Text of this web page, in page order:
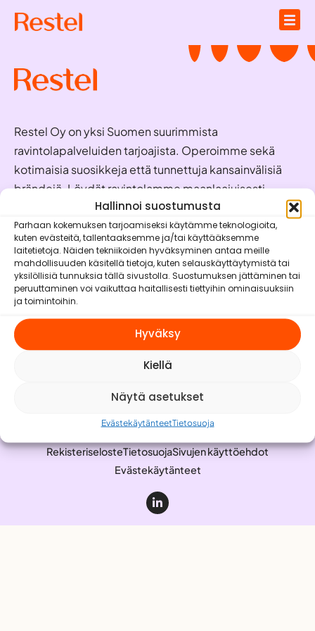
Hallinnoi suostumusta
Parhaan kokemuksen tarjoamiseksi käytämme teknologioita,
kuten evästeitä, tallentaaksemme ja/tai käyttääksemme
laitetietoja. Näiden tekniikoiden hyväksyminen antaa meille
mahdollisuuden käsitellä tietoja, kuten selauskäyttäytymistä tai
yksilöllisiä tunnuksia tällä sivustolla. Suostumuksen jättäminen tai
peruuttaminen voi vaikuttaa haitallisesti tiettyihin ominaisuuksiin
ja toimintoihin.
Hyväksy
Kiellä
Näytä asetukset
EvästekäytänteetTietosuoja
Restel Oy on yksi Suomen suurimmista
ravintolapalveluiden tarjoajista. Operoimme sekä
kotimaisia suosikkeja että tunnettuja kansainvälisiä
brändejä. Löydät ravintolamme maanlaajuisesti
valmiina palvelemaan juuri sinua!
Oivaraportit
Brändit
Vastuullisuus
Meistä
RekisteriselosteTietosuojaSivujen käyttöehdot
Evästekäytänteet